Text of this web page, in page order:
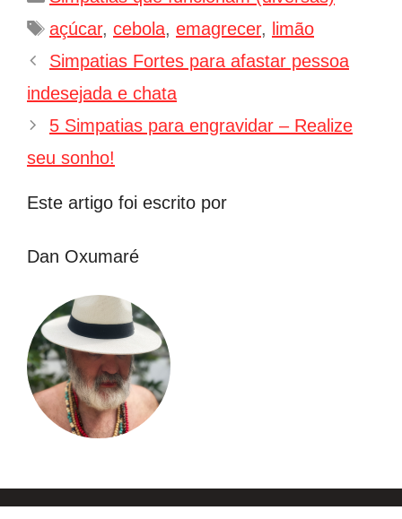
Tags
açúcar, cebola, emagrecer, limão
Navegação
de
Simpatias Fortes para afastar pessoa
indesejada e chata
5 Simpatias para engravidar – Realize
seu sonho!
Este artigo foi escrito por
Dan Oxumaré